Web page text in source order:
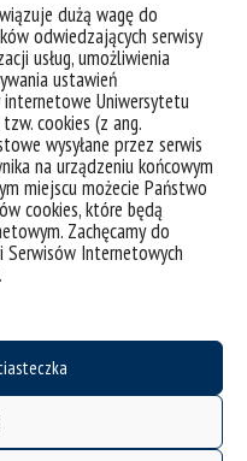
dużą wagę do
odwiedzających serwisy
usług, umożliwienia
ustawień
Uniwersytetu
cookies (z ang.
wysyłane przez serwis
na urządzeniu końcowym
miejscu możecie Państwo
cookies, które będą
Zachęcamy do
Serwisów Internetowych